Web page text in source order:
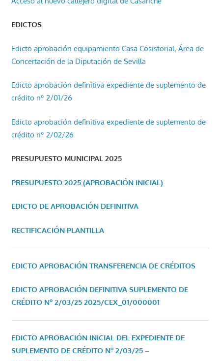
EDICTOS
Edicto aprobación equipamiento Casa Cosistorial, Área de
Concertación de la Diputación de Sevilla
Edicto aprobación definitiva expediente de suplemento de
crédito nº 2/01/26
Edicto aprobación definitiva expediente de suplemento de
crédito nº 2/02/26
PRESUPUESTO MUNICIPAL 2025
PRESUPUESTO 2025 (APROBACIÓN INICIAL)
EDICTO DE APROBACIÓN DEFINITIVA
RECTIFICACIÓN PLANTILLA
EDICTO APROBACIÓN TRANSFERENCIA DE CRÉDITOS
EDICTO APROBACIÓN DEFINITIVA SUPLEMENTO DE
CRÉDITO Nº 2/03/25 2025/CEX_01/000001
EDICTO APROBACIÓN INICIAL DEL EXPEDIENTE DE
SUPLEMENTO DE CRÉDITO Nº 2/03/25 –